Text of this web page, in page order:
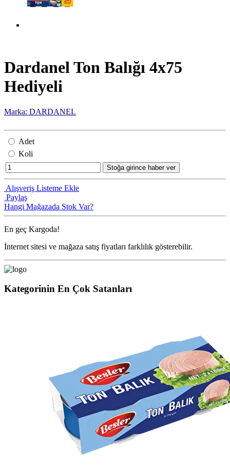
Dardanel Ton Balığı 4x75
Hediyeli
Marka: DARDANEL
Adet
Koli
Stoğa girince haber ver
Alışveriş Listeme Ekle
Paylaş
Hangi Mağazada Stok Var?
En geç Kargoda!
İnternet sitesi ve mağaza satış fiyatları farklılık gösterebilir.
Kategorinin En Çok Satanları